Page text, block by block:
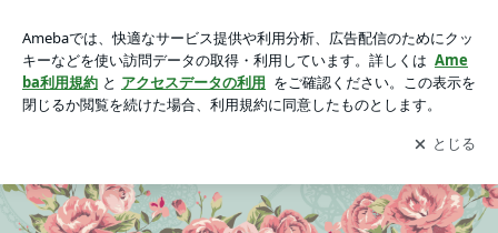
アプリをダウンロードして ブログの更新通知
を受け取りまし
ょう。
開く